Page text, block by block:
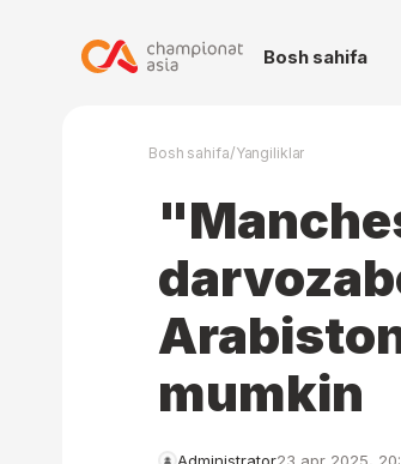
Bosh sahifa
Bosh sahifa/Yangiliklar
mumkin